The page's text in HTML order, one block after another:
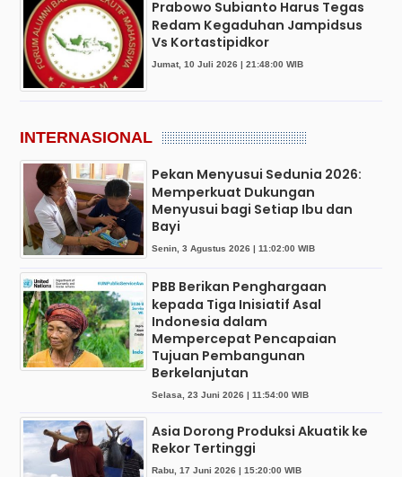
Prabowo Subianto Harus Tegas
Redam Kegaduhan Jampidsus
Vs Kortastipidkor
Jumat, 10 Juli 2026 | 21:48:00 WIB
INTERNASIONAL
Pekan Menyusui Sedunia 2026:
Memperkuat Dukungan
Menyusui bagi Setiap Ibu dan
Bayi
Senin, 3 Agustus 2026 | 11:02:00 WIB
PBB Berikan Penghargaan
kepada Tiga Inisiatif Asal
Indonesia dalam
Mempercepat Pencapaian
Tujuan Pembangunan
Berkelanjutan
Selasa, 23 Juni 2026 | 11:54:00 WIB
Asia Dorong Produksi Akuatik ke
Rekor Tertinggi
Rabu, 17 Juni 2026 | 15:20:00 WIB